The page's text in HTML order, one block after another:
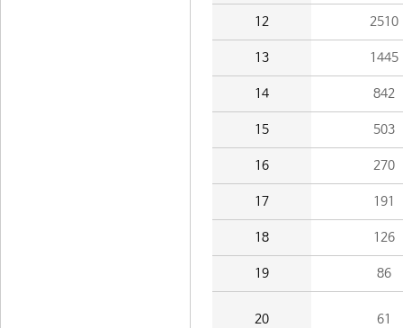
12 2510
13 1445
14 842
15 503
16 270
17 191
18 126
19 86
20 61